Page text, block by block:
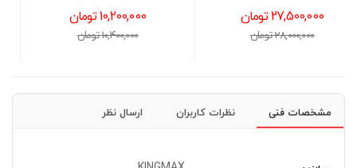
10,200,000 تومان
10,400,000 تومان 13,800,000 تومان
مشخصات فنی نظرات کاربران ارسال نظر